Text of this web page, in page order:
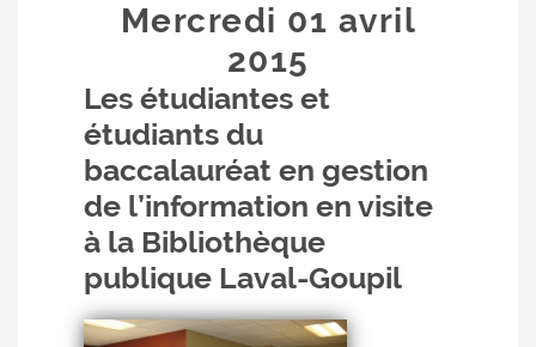
Mercredi 01 avril
2015
Les étudiantes et
étudiants du
baccalauréat en gestion
de l’information en visite
à la Bibliothèque
publique Laval-Goupil